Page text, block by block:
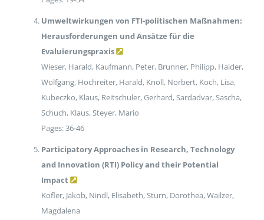
Umweltwirkungen von FTI-politischen Maßnahmen:
Herausforderungen und Ansätze für die
Evaluierungspraxis
Wieser, Harald, Kaufmann, Peter, Brunner, Philipp, Haider,
Wolfgang, Hochreiter, Harald, Knoll, Norbert, Koch, Lisa,
Kubeczko, Klaus, Reitschuler, Gerhard, Sardadvar, Sascha,
Schuch, Klaus, Steyer, Mario
Pages: 36-46
Participatory Approaches in Research, Technology
and Innovation (RTI) Policy and their Potential
Impact
Kofler, Jakob, Nindl, Elisabeth, Sturn, Dorothea, Wailzer,
Magdalena